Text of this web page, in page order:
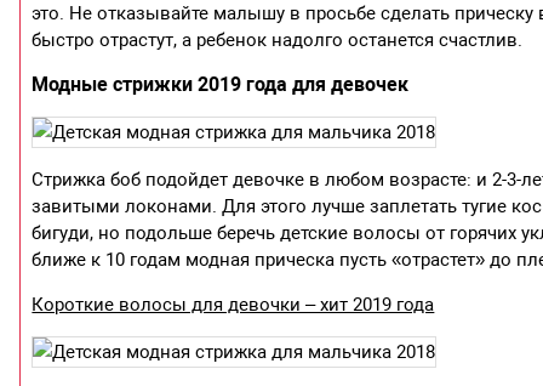
это. Не отказывайте малышу в просьбе сделать
быстро отрастут, а ребенок надолго останется счастлив.
Модные стрижки 2019 года для девочек
Стрижка боб подойдет девочке в любом возрасте: и 2-3-
завитыми локонами. Для этого лучше заплетать тугие
бигуди, но подольше беречь детские волосы от горячих
ближе к 10 годам модная прическа пусть «отрастет» до
Короткие волосы для девочки – хит 2019 года